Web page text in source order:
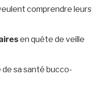
comprendre leurs
en quête de veille
sa santé bucco-